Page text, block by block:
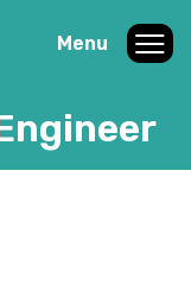
Menu